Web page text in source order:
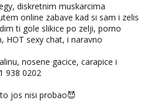
diskretnim muskarcima
online zabave kad si sam i zelis
ti gole slikice po zelji, porno
HOT sexy chat, i naravno
nosene gacice, carapice i
938 0202
jos nisi probao😈